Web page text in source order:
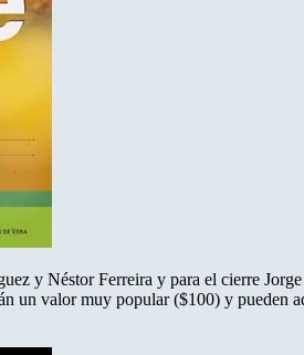
y Néstor Ferreira y para el cierre
un valor muy popular ($100) y pueden